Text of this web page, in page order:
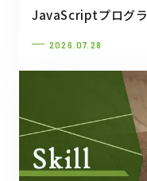
JavaScriptプログ
2026.07.28